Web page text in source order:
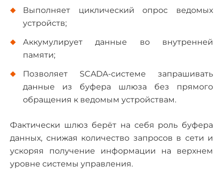
Выполняет циклический опрос ведомых
устройств;
Аккумулирует данные во внутренней
памяти;
Позволяет SCADA-системе запрашивать
данные из буфера шлюза без прямого
обращения к ведомым устройствам.
Фактически шлюз берёт на себя роль буфера
данных, снижая количество запросов в сети и
ускоряя получение информации на верхнем
уровне системы управления.